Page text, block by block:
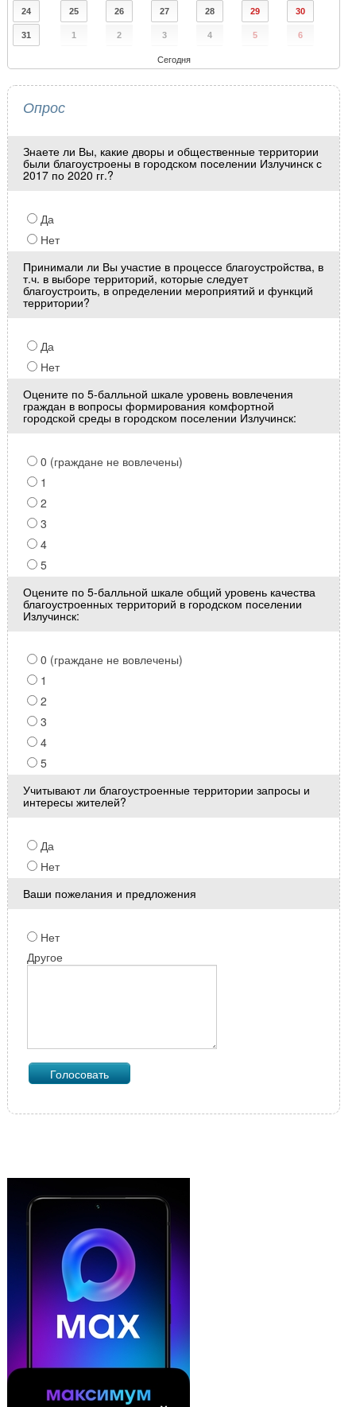
24 25 26 27 28 29 30
31 1 2 3 4 5 6
Сегодня
Опрос
Знаете ли Вы, какие дворы и общественные территории
были благоустроены в городском поселении Излучинск с
2017 по 2020 гг.?
Да
Нет
Принимали ли Вы участие в процессе благоустройства, в
т.ч. в выборе территорий, которые следует
благоустроить, в определении мероприятий и функций
территории?
Да
Нет
Оцените по 5-балльной шкале уровень вовлечения
граждан в вопросы формирования комфортной
городской среды в городском поселении Излучинск:
0 (граждане не вовлечены)
1
2
3
4
5
Оцените по 5-балльной шкале общий уровень качества
благоустроенных территорий в городском поселении
Излучинск:
0 (граждане не вовлечены)
1
2
3
4
5
Учитывают ли благоустроенные территории запросы и
интересы жителей?
Да
Нет
Ваши пожелания и предложения
Нет
Другое